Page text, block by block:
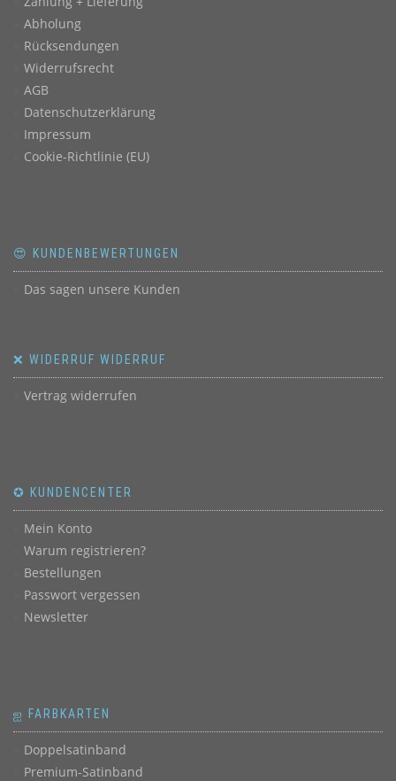
Abholung
Rücksendungen
Widerrufsrecht
AGB
Datenschutzerklärung
Impressum
Cookie-Richtlinie (EU)
😍 KUNDENBEWERTUNGEN
Das sagen unsere Kunden
❌ WIDERRUF WIDERRUF
Vertrag widerrufen
✪ KUNDENCENTER
Mein Konto
Warum registrieren?
Bestellungen
Passwort vergessen
Newsletter
ஐ FARBKARTEN
Doppelsatinband
Premium-Satinband